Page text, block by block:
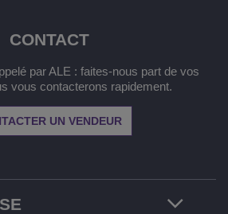
CONTACT
par ALE : faites-nous part de vos
vous contacterons rapidement.
UN VENDEUR